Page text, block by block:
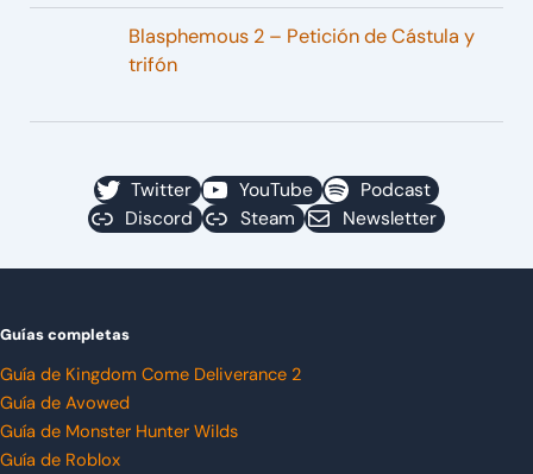
Blasphemous 2 – Petición de Cástula y
trifón
Twitter YouTube
Podcast
Discord
Steam Newsletter
Guías completas
Guía de Kingdom Come Deliverance 2
Guía de Avowed
Guía de Monster Hunter Wilds
Guía de Roblox